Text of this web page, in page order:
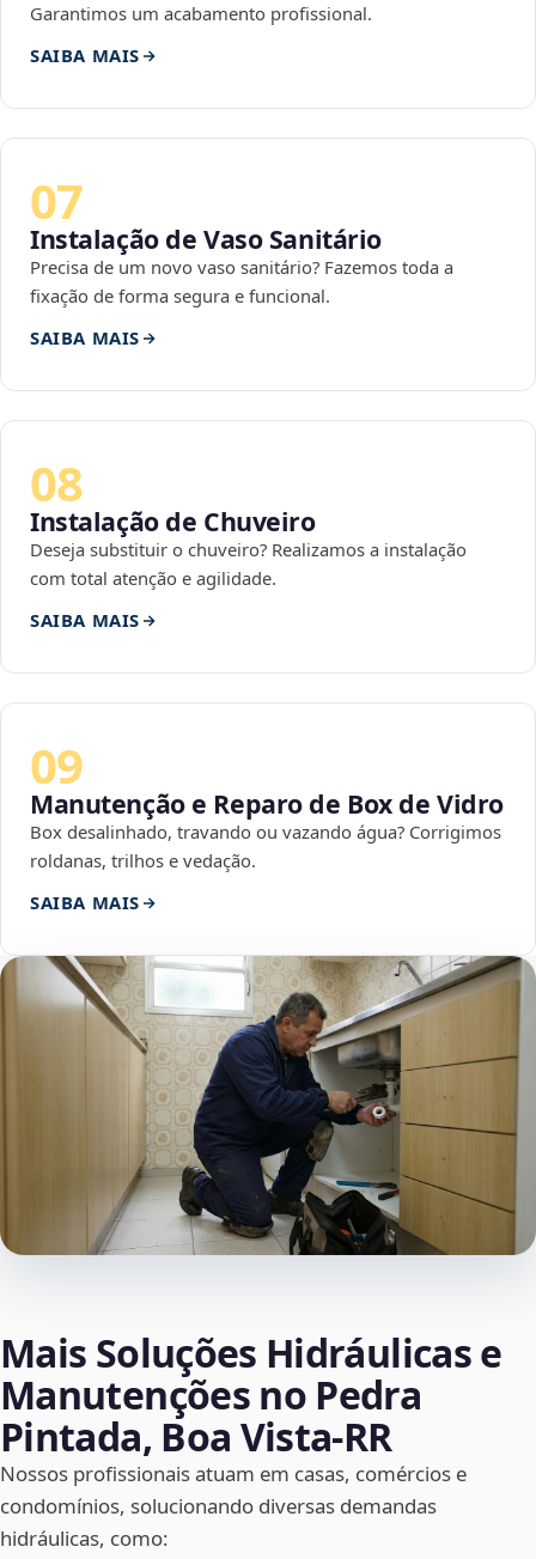
Garantimos um acabamento profissional.
SAIBA MAIS
07
Instalação de Vaso Sanitário
Precisa de um novo vaso sanitário? Fazemos toda a
fixação de forma segura e funcional.
SAIBA MAIS
08
Instalação de Chuveiro
Deseja substituir o chuveiro? Realizamos a instalação
com total atenção e agilidade.
SAIBA MAIS
09
Manutenção e Reparo de Box de Vidro
Box desalinhado, travando ou vazando água? Corrigimos
roldanas, trilhos e vedação.
SAIBA MAIS
Mais Soluções Hidráulicas e
Manutenções no Pedra
Pintada, Boa Vista‑RR
Nossos profissionais atuam em casas, comércios e
condomínios, solucionando diversas demandas
hidráulicas, como: